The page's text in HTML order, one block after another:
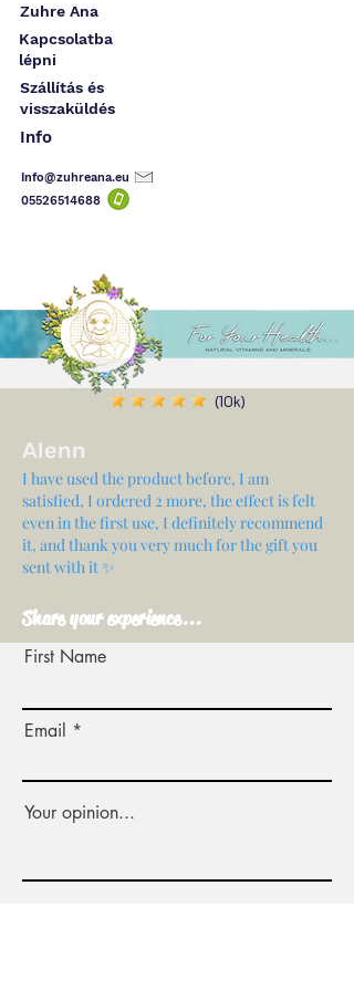
Zuhre Ana
Kapcsolatba
lépni
Szállítás és
visszaküldés
Info
Info@zuhreana.eu
05526514688
Alenn
I have used the product before, I am
satisfied, I ordered 2 more, the effect is felt
even in the first use, I definitely recommend
it, and thank you very much for the gift you
sent with it ✨
(10k)
Share your experience...
First Name
Email
Your opinion...